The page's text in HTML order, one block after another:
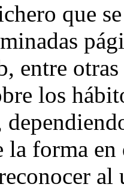
que
entre
los
la forma